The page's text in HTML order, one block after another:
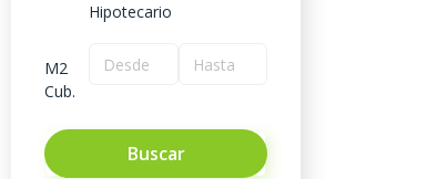
Hipotecario
M2
Cub.
Buscar